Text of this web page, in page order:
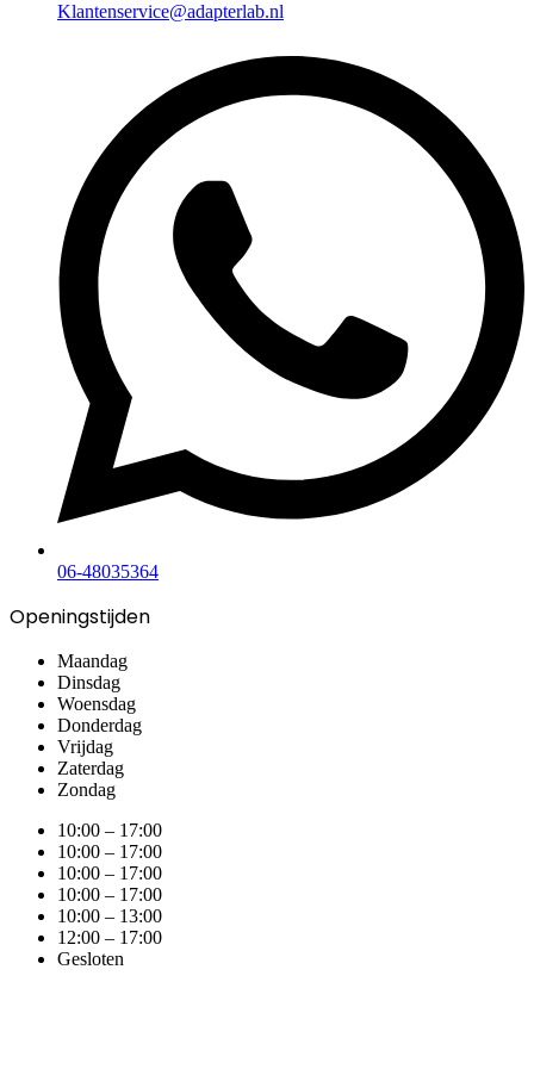
Klantenservice@adapterlab.nl
06-48035364
Openingstijden
Maandag
Dinsdag
Woensdag
Donderdag
Vrijdag
Zaterdag
Zondag
10:00 – 17:00
10:00 – 17:00
10:00 – 17:00
10:00 – 17:00
10:00 – 13:00
12:00 – 17:00
Gesloten